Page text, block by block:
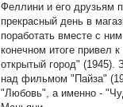
Феллини и его друзьям
прекрасный день в
поработать вместе с
конечном итоге привел
открытый город" (1945).
над фильмом "Пайза"
"Любовь", а именно -